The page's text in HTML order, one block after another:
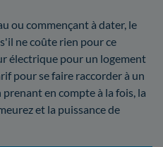
ou commençant à dater, le
ne coûte rien pour ce
électrique pour un logement
pour se faire raccorder à un
en compte à la fois, la
et la puissance de